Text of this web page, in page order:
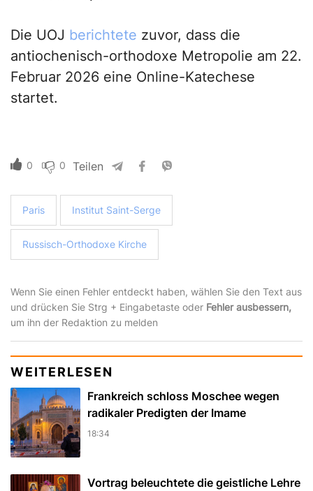
Die UOJ berichtete zuvor, dass die
antiochenisch-orthodoxe Metropolie am 22.
Februar 2026 eine Online-Katechese
startet.
0 0 Teilen
Paris Institut Saint-Serge
Russisch-Orthodoxe Kirche
Wenn Sie einen Fehler entdeckt haben, wählen Sie den Text aus
und drücken Sie Strg + Eingabetaste oder Fehler ausbessern,
um ihn der Redaktion zu melden
WEITERLESEN
Frankreich schloss Moschee wegen
radikaler Predigten der Imame
18:34
Vortrag beleuchtete die geistliche Lehre